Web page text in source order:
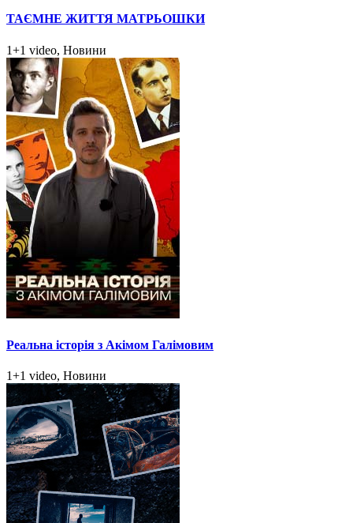
ТАЄМНЕ ЖИТТЯ МАТРЬОШКИ
1+1 video, Новини
Реальна історія з Акімом Галімовим
1+1 video, Новини